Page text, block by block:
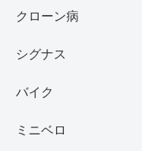
クローン病
シグナス
バイク
ミニベロ